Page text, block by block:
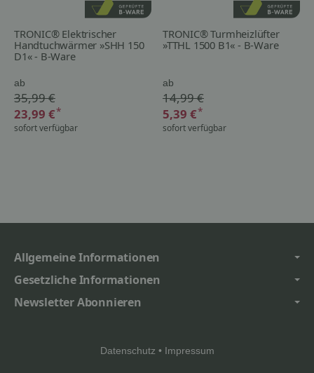
TRONIC® Elektrischer
Handtuchwärmer »SHH 150
D1« - B-Ware
ab
35,99 €
23,99 €*
sofort verfügbar
TRONIC® Turmheizlüfter
»TTHL 1500 B1« - B-Ware
ab
14,99 €
5,39 €*
sofort verfügbar
Allgemeine Informationen
Gesetzliche Informationen
Newsletter Abonnieren
Datenschutz • Impressum